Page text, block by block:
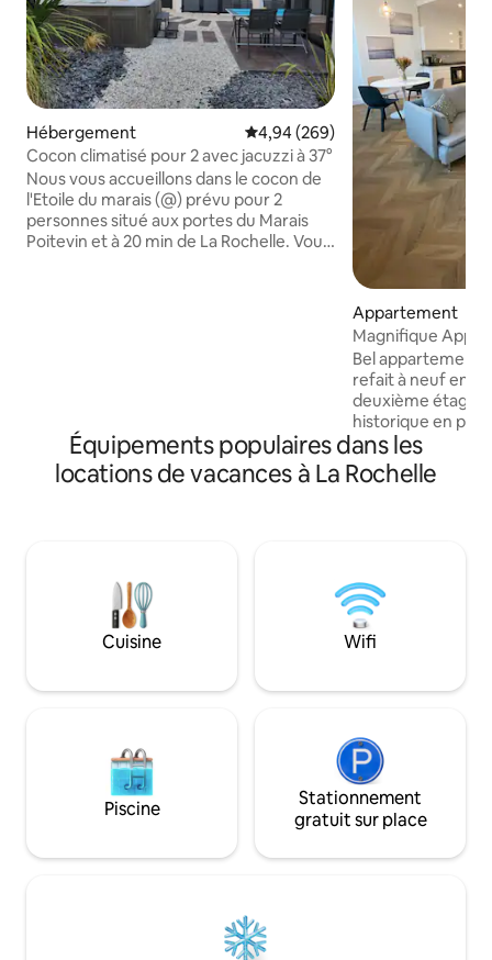
Hébergement Évaluation moyenne sur la
4,94 (269)
Cocon climatisé pour 2 avec jacuzzi à 37°
Nous vous accueillons dans le cocon de
l'Etoile du marais (@) prévu pour 2
personnes situé aux portes du Marais
Poitevin et à 20 min de La Rochelle. Vous
Commerces à proximité. Place de
parking privée
Appartement
Magnifique
Refait à Neuf
Bel appartement
refait à neuf en
deuxième étage
historique en
ville de La
traversant, il vous
lumière tout au
permet de
avantages de la
inconvénients.
Équipements populaires dans les
locations de vacances à La Rochelle
Cuisine Wifi
Piscine
Stationnement
gratuit sur place